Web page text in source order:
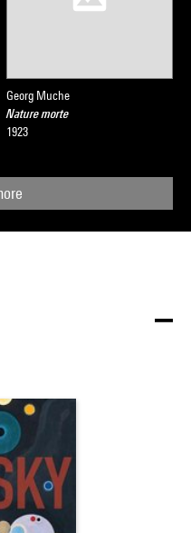
Georg Muche
Nature morte
1923